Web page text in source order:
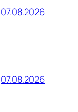
07.08.2026
07.08.2026